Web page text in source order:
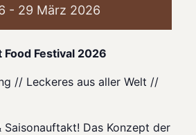
- 29 März 2026
Festival 2026
// Leckeres aus aller Welt //
Saisonauftakt! Das Konzept der